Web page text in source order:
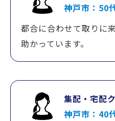
神戸市：50
都合に合わせて取りに
助かっています。
集配・宅配
神戸市：40